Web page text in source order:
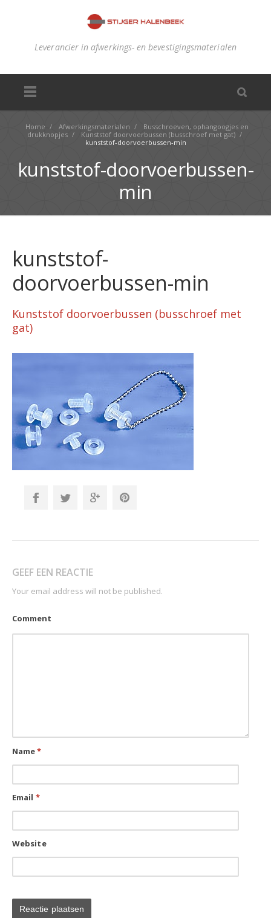
Leverancier in afwerkings- en bevestigingsmaterialen
Home / Afwerkingsmaterialen /
Busschroeven, ophangoogjes en
drukknopjes / Kunststof doorvoerbussen (busschroef met gat) /
kunststof-doorvoerbussen-min
kunststof-doorvoerbussen-
min
kunststof-
doorvoerbussen-min
Kunststof doorvoerbussen (busschroef met
gat)
GEEF EEN REACTIE
Your email address will not be published.
Comment
Name*
Email *
Website